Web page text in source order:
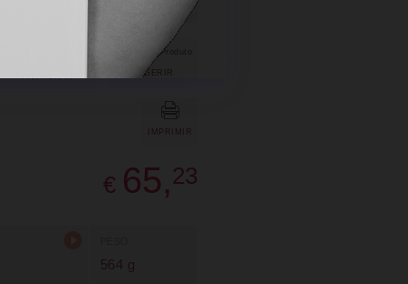
SUGERIR
PARTILHAR
€ 65, 23
564 g